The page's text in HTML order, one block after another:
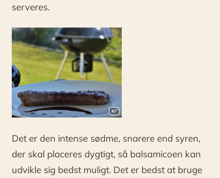
serveres.
Det er den intense sødme, snarere end syren,
der skal placeres dygtigt, så balsamicoen kan
udvikle sig bedst muligt. Det er bedst at bruge